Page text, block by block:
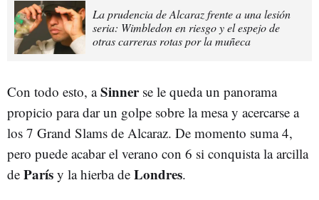
La prudencia de Alcaraz frente a una lesión
seria: Wimbledon en riesgo y el espejo de
otras carreras rotas por la muñeca
Con todo esto, aSinner se le queda un panorama
propicio para dar un golpe sobre la mesa y acercarse a
los 7 Grand Slams de Alcaraz. De momento suma 4,
pero puede acabar el verano con 6 si conquista la arcilla
de París y la hierba de Londres.